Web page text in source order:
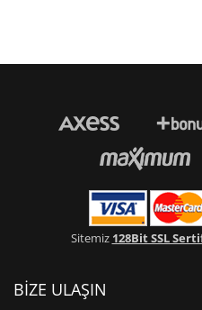
Sitemiz 128Bit SSL
BİZE ULAŞIN